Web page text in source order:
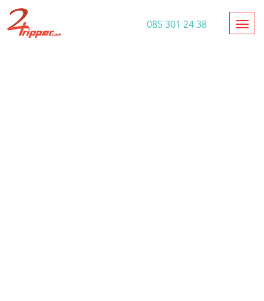
085 301 24 38